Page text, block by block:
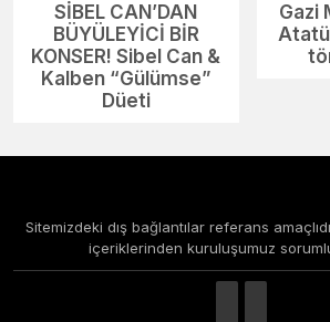
SİBEL CAN’DAN
BÜYÜLEYİCİ BİR
KONSER! Sibel Can &
Kalben “Gülümse”
Düeti
Gazi
Sitemizdeki dış bağlantılar referans
içeriklerinden kuruluşumuz